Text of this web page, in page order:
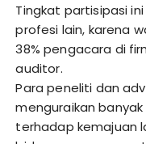
Tingkat partisipasi
profesi lain, karena
38% pengacara di
auditor.
Para peneliti dan
menguraikan
terhadap kemajuan